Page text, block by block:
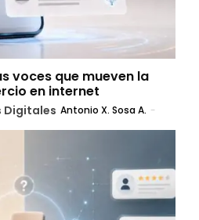
voces que mueven la
en internet
Digitales Antonio X. Sosa A. -